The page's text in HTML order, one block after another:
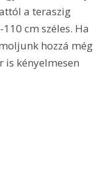
a teraszig
cm széles. Ha
hozzá még
kényelmesen